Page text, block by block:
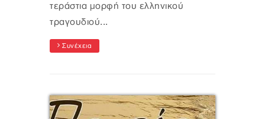
τεράστια μορφή του ελληνικού
τραγουδιού...
Συνέχεια